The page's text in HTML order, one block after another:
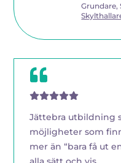
Grundare,
Jättebra utbildning
möjligheter som
mer än “bara få ut